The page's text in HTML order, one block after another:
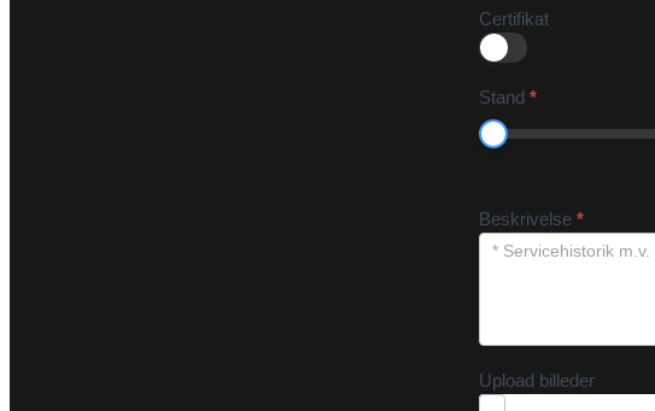
Certifikat
Stand *
Beskrivelse *
Upload billeder